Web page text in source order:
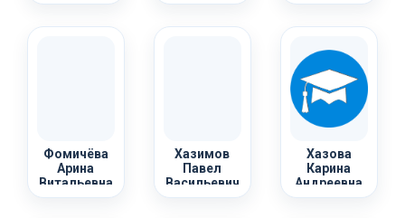
Фомичёва
Арина
Витальевна
Хазимов
Павел
Васильевич
Хазова
Карина
Андреевна